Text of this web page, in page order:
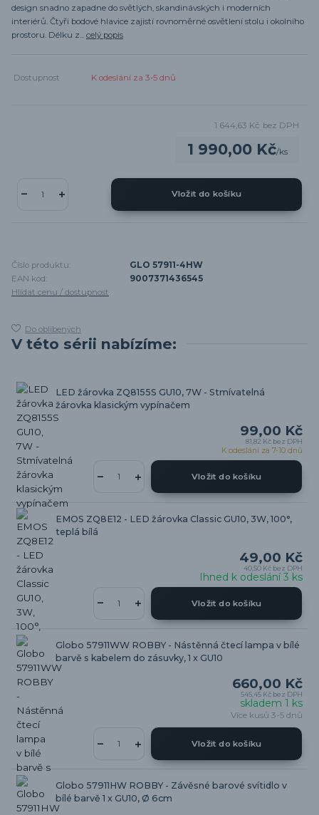
design snadno zapadne do světlých, skandinávských i moderních
interiérů. Čtyři bodové hlavice zajistí rovnoměrné osvětlení stolu i okolního
prostoru. Délku z... celý popis
Dostupnost K odeslání za 3-5 dnů
1 990,00 Kč/ks
1 644,63 Kč bez DPH
Vložit do košíku
Číslo produktu:
GLO 57911-4HW
EAN kód:
9007371436545
Hlídat cenu / dostupnost
Do oblíbených
V této sérii nabízíme:
LED žárovka ZQ8155S GU10, 7W - Stmívatelná
žárovka klasickým vypínačem
99,00 Kč
81,82 Kč bez DPH
K odeslání za 7-10 dnů
Vložit do košíku
EMOS ZQ8E12 - LED žárovka Classic GU10, 3W, 100°,
teplá bílá
49,00 Kč
40,50 Kč bez DPH
Ihned k odeslání 3 ks
Vložit do košíku
Globo 57911WW ROBBY - Nástěnná čtecí lampa v bílé
barvě s kabelem do zásuvky, 1 x GU10
660,00 Kč
545,45 Kč bez DPH
skladem 1 ks
Více kusů 3-5 dnů
Vložit do košíku
Globo 57911HW ROBBY - Závěsné barové svítidlo v
bílé barvě 1 x GU10, Ø 6cm